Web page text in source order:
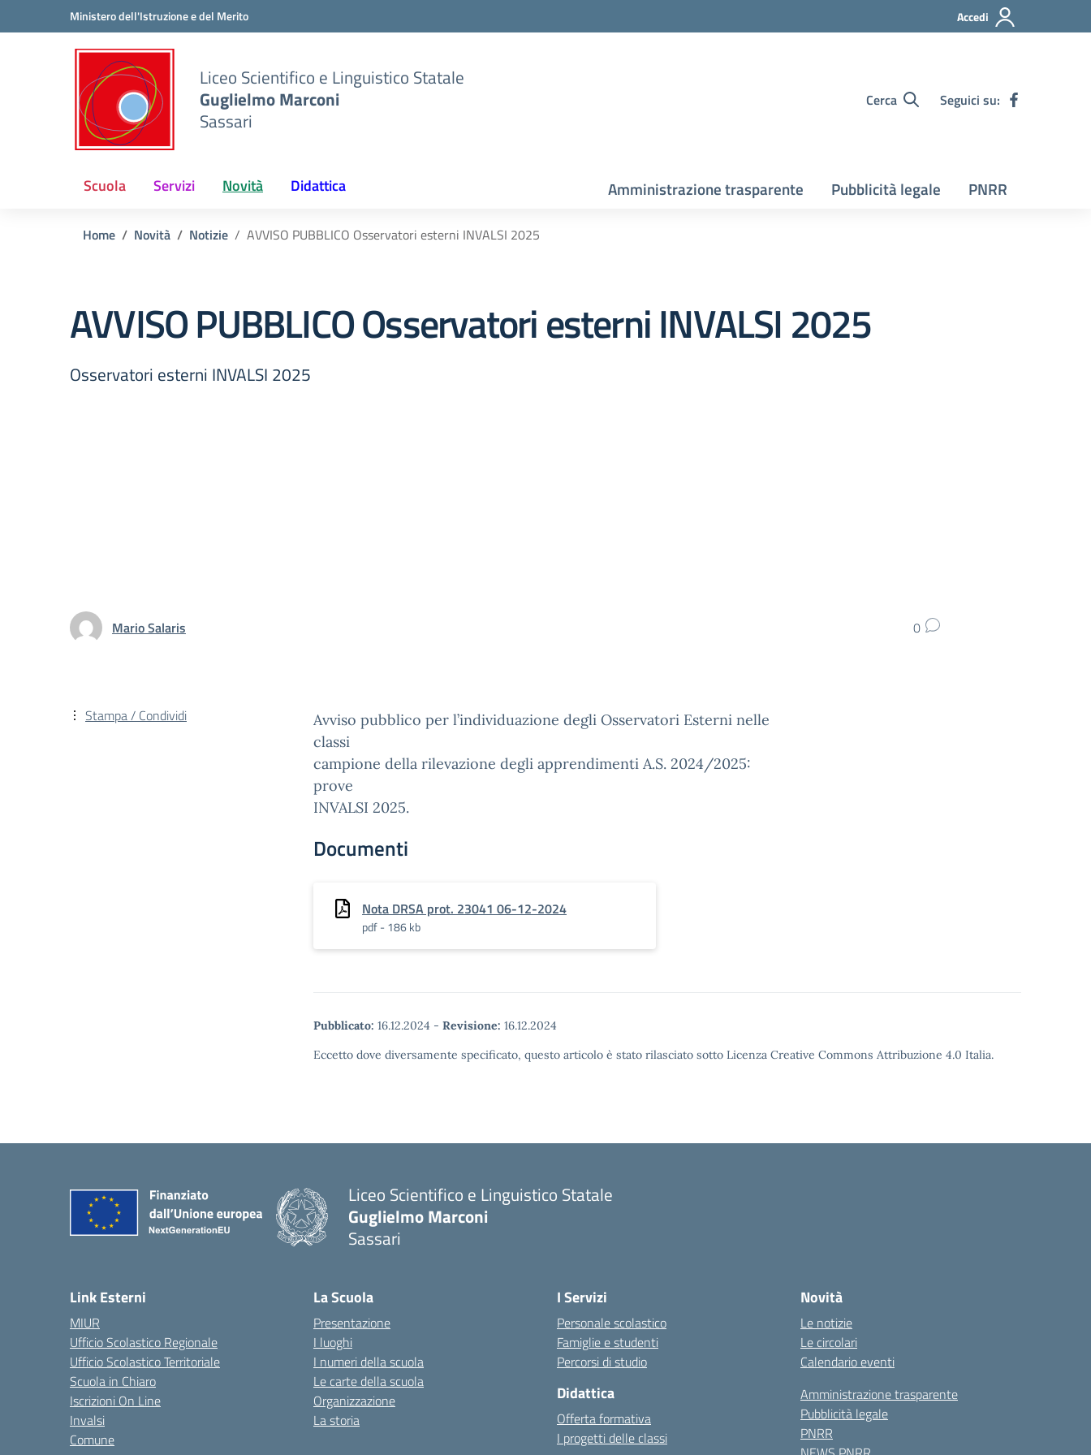
Vai ai contenuti
Vai al menu di navigazioneMinistero dell'Istruzione e del Merito Accedi
Liceo Scientifico e Linguistico Statale
Guglielmo Marconi
Sassari
Cerca Seguici su:
Scuola Servizi Novità Didattica Amministrazione trasparente Pubblicità legale PNRR
Home Novità Notizie AVVISO PUBBLICO Osservatori esterni INVALSI 2025
AVVISO PUBBLICO Osservatori esterni INVALSI 2025
Osservatori esterni INVALSI 2025
Mario Salaris 0
Avviso pubblico per l’individuazione degli Osservatori Esterni nelle
classi
campione della rilevazione degli apprendimenti A.S. 2024/2025:
prove
INVALSI 2025.
Documenti
Nota DRSA prot. 23041 06-12-2024
pdf - 186 kb
Pubblicato: 16.12.2024 - Revisione: 16.12.2024
Eccetto dove diversamente specificato, questo articolo è stato rilasciato sotto Licenza Creative Commons Attribuzione 4.0 Italia.
Stampa / Condividi
Liceo Scientifico e Linguistico Statale
Guglielmo Marconi
Sassari
Link Esterni
MIUR
Ufficio Scolastico Regionale
Ufficio Scolastico Territoriale
Scuola in Chiaro
Iscrizioni On Line
Invalsi
Comune
La Scuola
Presentazione
I luoghi
I numeri della scuola
Le carte della scuola
Organizzazione
La storia
I Servizi
Personale scolastico
Famiglie e studenti
Percorsi di studio
Didattica
Offerta formativa
I progetti delle classi
Novità
Le notizie
Le circolari
Calendario eventi
Amministrazione trasparente
Pubblicità legale
PNRR